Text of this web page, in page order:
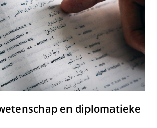
en diplomatieke